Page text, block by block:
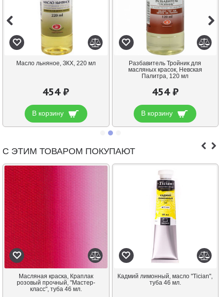
Масло льняное, ЗКХ, 220 мл
454 ₽
В корзину
Разбавитель Тройник для
масляных красок, Невская
Палитра, 120 мл
454 ₽
В корзину
С ЭТИМ ТОВАРОМ ПОКУПАЮТ
Масляная краска, Краплак
розовый прочный, "Мастер-
класс", туба 46 мл.
Кадмий лимонный, масло "Tician",
туба 46 мл.